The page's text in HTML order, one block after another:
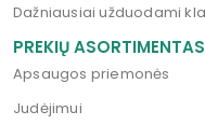
Dažniausiai užduodami
PREKIŲ ASORTIMENTAS
Apsaugos priemonės
Judėjimui